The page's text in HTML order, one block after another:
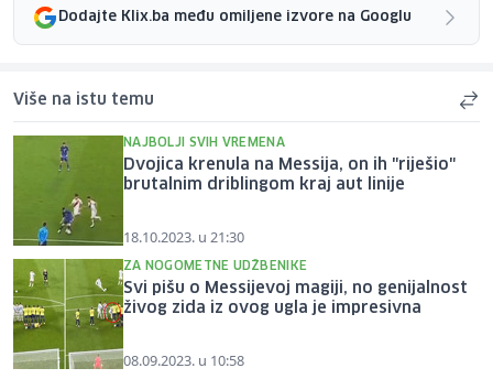
Dodajte Klix.ba među omiljene izvore na Googlu
Više na istu temu
NAJBOLJI SVIH VREMENA
Dvojica krenula na Messija, on ih "riješio"
brutalnim driblingom kraj aut linije
18.10.2023. u 21:30
ZA NOGOMETNE UDŽBENIKE
Svi pišu o Messijevoj magiji, no genijalnost
živog zida iz ovog ugla je impresivna
08.09.2023. u 10:58